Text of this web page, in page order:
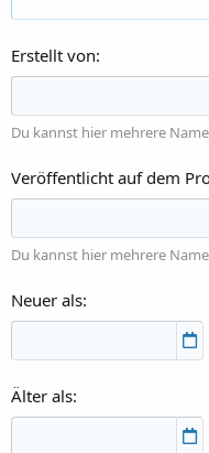
Erstellt von
Du kannst hier mehrere
Veröffentlicht auf dem
Du kannst hier mehrere
Neuer als
Älter als